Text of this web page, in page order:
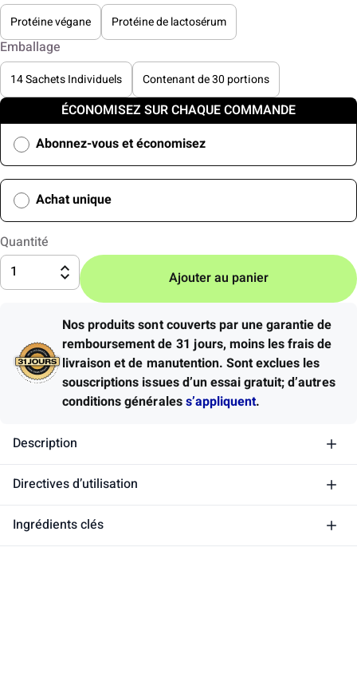
Protéine végane Protéine de lactosérum
Emballage
14 Sachets Individuels Contenant de 30 portions
ÉCONOMISEZ SUR CHAQUE COMMANDE
Abonnez-vous et économisez
Achat unique
Quantité
1
Ajouter au panier
Nos produits sont couverts par une garantie de
remboursement de 31 jours, moins les frais de
livraison et de manutention. Sont exclues les
souscriptions issues d’un essai gratuit; d’autres
conditions généraless’appliquent.
Description
Directives d’utilisation
Ingrédients clés